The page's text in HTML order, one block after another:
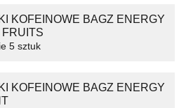
KOFEINOWE BAGZ ENERGY
5 sztuk
KOFEINOWE BAGZ ENERGY